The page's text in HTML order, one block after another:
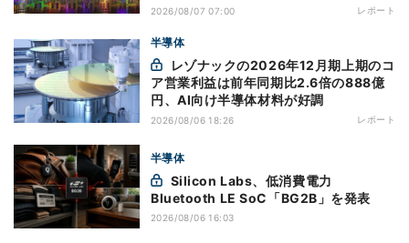
2026/08/07 07:00 レポート
半導体
ア営業利益は前年同期比2.6倍の888億
円、AI向け半導体材料が好調
2026/08/06 18:26 レポート
半導体
Bluetooth LE SoC「BG2B」を発表
2026/08/06 16:03